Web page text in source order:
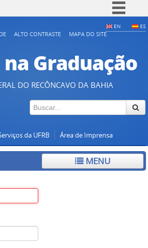
Participe
Acesso à informação
Legislação
EN ES
ALTO CONTRASTE MAPA DO SITE
Graduação
DO RECÔNCAVO DA BAHIA
da UFRB Área de Imprensa
MENU